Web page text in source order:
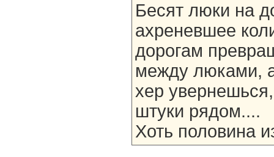
Бесят люки на
ахреневшее
дорогам
между люками,
хер
штуки рядом....
Хоть половина